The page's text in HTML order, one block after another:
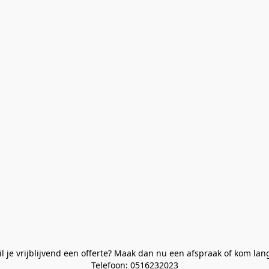
je vrijblijvend een offerte? Maak dan nu een afspraak of kom
Telefoon: 0516232023